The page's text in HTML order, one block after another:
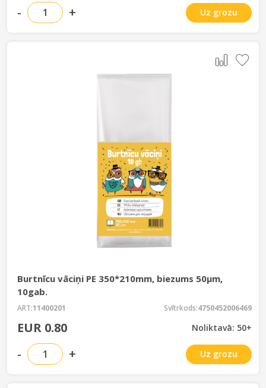
- + Uz grozu
Burtnīcu vāciņi PE 350*210mm, biezums 50µm,
10gab.
ART:11400201 Svītrkods:4750452006469
EUR 0.80 Noliktavā: 50+
- + Uz grozu